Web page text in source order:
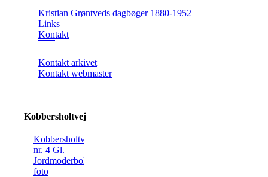
Kristian Grøntveds dagbøger 1880-1952
Links
Kontakt
Kontakt arkivet
Kontakt webmaster
Kobbersholtvej
Kobbersholtvej
nr. 4 Gl.
Jordmoderbolig
foto